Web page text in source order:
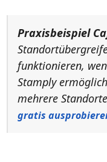
Praxisbeispiel
funktionieren,
Stamply
mehrere
gratis